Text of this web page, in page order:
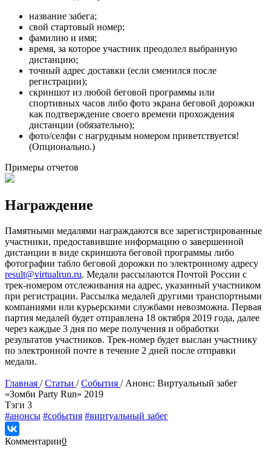
название забега;
свой стартовый номер;
фамилию и имя;
время, за которое участник преодолел выбранную
дистанцию;
точный адрес доставки (если сменился после
регистрации);
скриншот из любой беговой программы или
спортивных часов либо фото экрана беговой дорожки
как подтверждение своего времени прохождения
дистанции (обязательно);
фото/селфи с нагрудным номером приветствуется!
(Опционально.)
Примеры отчетов
Награждение
Памятными медалями награждаются все зарегистрированные
участники, предоставившие информацию о завершенной
дистанции в виде скриншота беговой программы либо
фотографии табло беговой дорожки по электронному адресу
result@virtualrun.ru. Медали рассылаются Почтой России с
трек-номером отслеживания на адрес, указанный участником
при регистрации. Рассылка медалей другими транспортными
компаниями или курьерскими службами невозможна. Первая
партия медалей будет отправлена 18 октября 2019 года, далее
через каждые 3 дня по мере получения и обработки
результатов участников. Трек-номер будет выслан участнику
по электронной почте в течение 2 дней после отправки
медали.
Главная /Статьи /События / Анонс: Виртуальный забег
«Зомби Party Run» 2019
Tэги 3
#анонсы #события #виртуальный забег
Комментарии0